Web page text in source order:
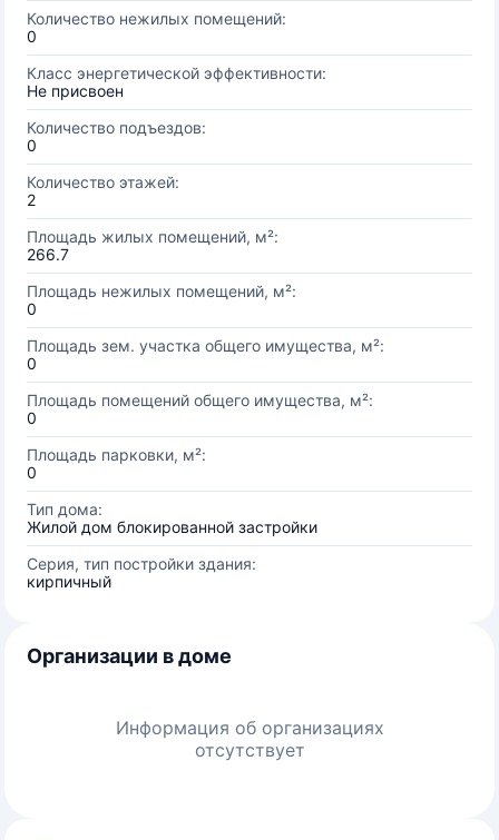
Количество нежилых помещений:
0
Класс энергетической эффективности:
Не присвоен
Количество подъездов:
0
Количество этажей:
2
Площадь жилых помещений, м²:
266.7
Площадь нежилых помещений, м²:
0
Площадь зем. участка общего имущества, м²:
0
Площадь помещений общего имущества, м²:
0
Площадь парковки, м²:
0
Тип дома:
Жилой дом блокированной застройки
Серия, тип постройки здания:
кирпичный
Организации в доме
Информация об организациях
отсутствует